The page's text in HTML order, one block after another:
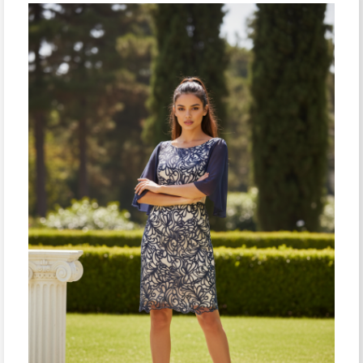
¡Oferta!